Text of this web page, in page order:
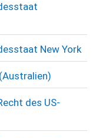
New York
des US-